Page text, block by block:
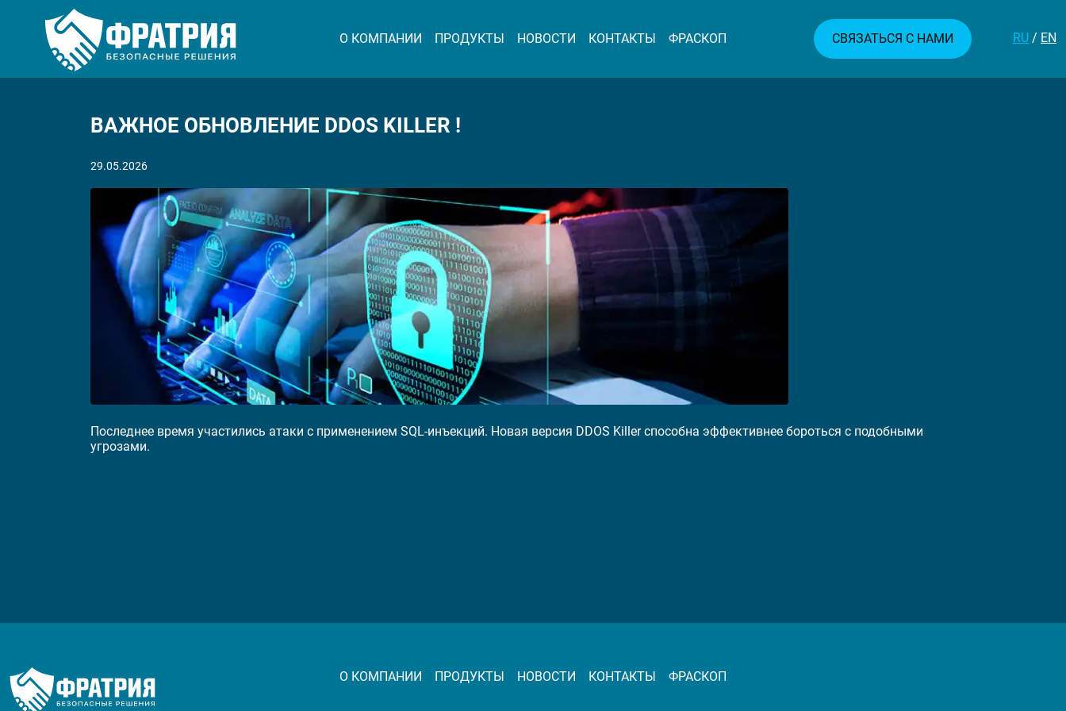
О КОМПАНИИ ПРОДУКТЫ НОВОСТИ КОНТАКТЫ ФРАСКОП СВЯЗАТЬСЯ С НАМИ RU / EN
ВАЖНОЕ ОБНОВЛЕНИЕ DDOS KILLER !
29.05.2026
Последнее время участились атаки с применением SQL-инъекций. Новая версия DDOS Killer способна эффективнее бороться с подобными
угрозами.
О КОМПАНИИ ПРОДУКТЫ НОВОСТИ КОНТАКТЫ ФРАСКОП